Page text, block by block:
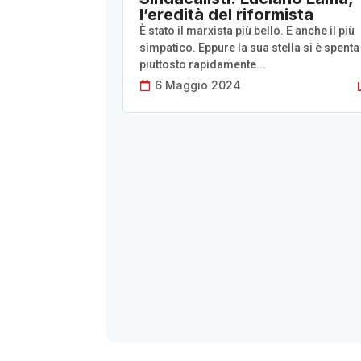
l’eredità del riformista
È stato il marxista più bello. E anche il più
simpatico. Eppure la sua stella si è spenta
piuttosto rapidamente...
6 Maggio 2024